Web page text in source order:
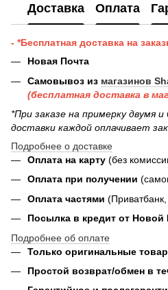
Доставка Оплата
- *Бесплатная доставка на
Новая Почта
Самовывоз из магазинов
(бесплатная доставка в
*При заказе на примерку двумя
доставки каждой оплачивает
Подробнее о доставке
Оплата на карту (без
Оплата при получении
Оплата частями
Посылка в кредит от Новой
Подробнее об оплате
Только оригинальные
Простой возврат/обмен в